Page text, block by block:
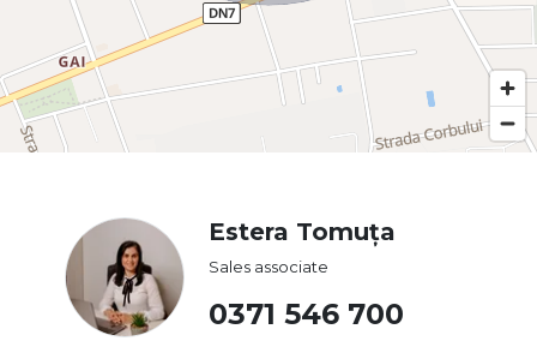
Estera Tomuța
Sales associate
0371 546 700